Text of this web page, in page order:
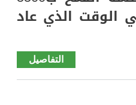
تخفيف
القيود؟!!!ركل ب4500 أوقية في الوقت الذي عاد
التفاصيلde